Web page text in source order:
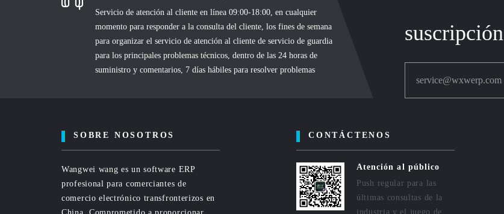
Servicio de atención al cliente en línea 09:00-18:00, en cualquier
momento para responder a la consulta del cliente, los fines de semana
para organizar el servicio de atención al cliente de servicio de guardia
para los principales problemas técnicos, dentro de las 24 horas de
suministro y comentarios, 7 días hábiles para resolver problemas
suscripción
service@wxwerp.com
SOBRE NOSOTROS
Wangwei wang es un software ERP
profesional para comerciantes de
comercio electrónico transfronterizos en
CONTÁCTENOS
Atención al público
Push regular para las
últimas consultas de la
industria y el juego de